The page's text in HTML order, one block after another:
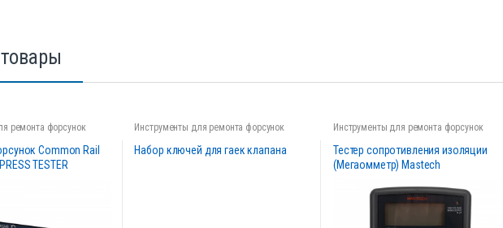
ремонта форсунок
Common Rail
TESTER
Инструменты для ремонта форсунок
Набор ключей для гаек клапана
Инструменты для ремонта форсунок
Тестер сопротивления изоляции
(Мегаомметр) Mastech